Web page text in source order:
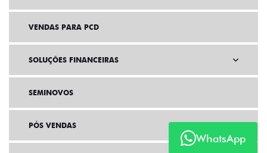
WhatsApp
VENDAS PARA PCD
SOLUÇÕES FINANCEIRAS
SEMINOVOS
PÓS VENDAS